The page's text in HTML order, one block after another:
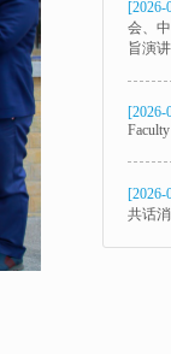
[2026-
会、
旨演讲
[2026-
[2026-
共话